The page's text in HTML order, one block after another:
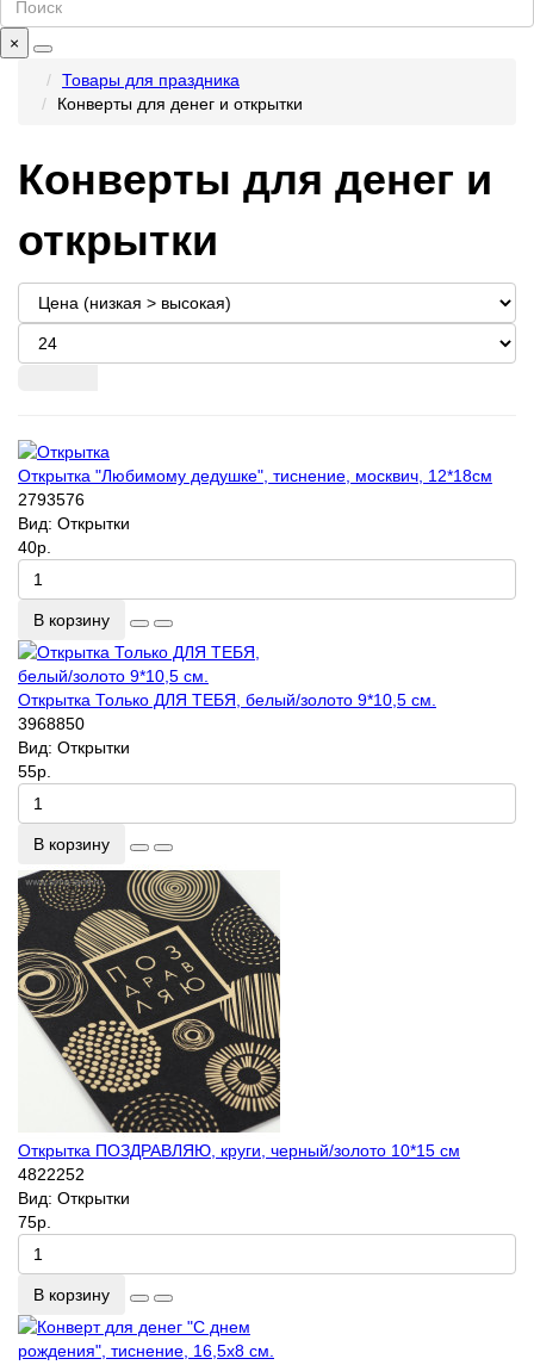
×
Товары для праздника
Конверты для денег и открытки
Конверты для денег и
открытки
Открытка "Любимому дедушке", тиснение, москвич, 12*18см
2793576
Вид: Открытки
40р.
В корзину
Открытка Только ДЛЯ ТЕБЯ, белый/золото 9*10,5 см.
3968850
Вид: Открытки
55р.
В корзину
Открытка ПОЗДРАВЛЯЮ, круги, черный/золото 10*15 см
4822252
Вид: Открытки
75р.
В корзину